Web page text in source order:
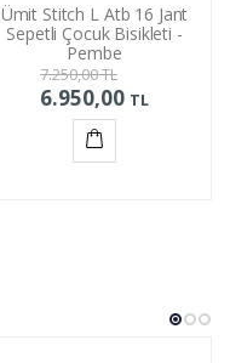
Ümit Stitch L Atb 16 Jant
Sepetli Çocuk Bisikleti -
Pembe
7.250,00TL
6.950,00 TL